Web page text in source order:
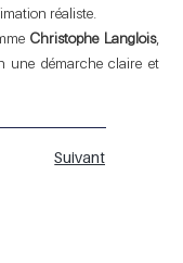
réaliste.
Christophe Langlois,
une démarche claire et
Suivant